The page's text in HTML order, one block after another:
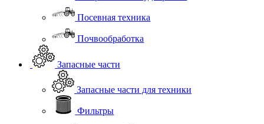
Посевная техника
Почвообработка
Запасные части
Запасные части для техники
Фильтры